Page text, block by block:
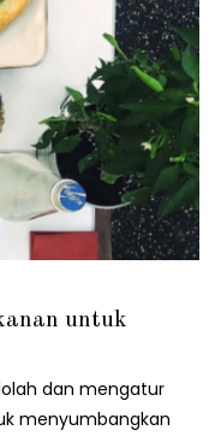
untuk
dan mengatur
menyumbangkan